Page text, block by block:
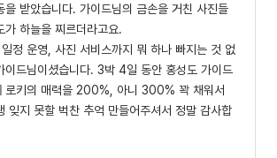
을 받았습니다. 가이드님의 금손을 거친 사진들
가 하늘을 찌르더라고요.
정 운영, 사진 서비스까지 뭐 하나 빠지는 것 없
이드님이셨습니다. 3박 4일 동안 홍성도 가이드
로키의 매력을 200%, 아니 300% 꽉 채워서
잊지 못할 벅찬 추억 만들어주셔서 정말 감사합